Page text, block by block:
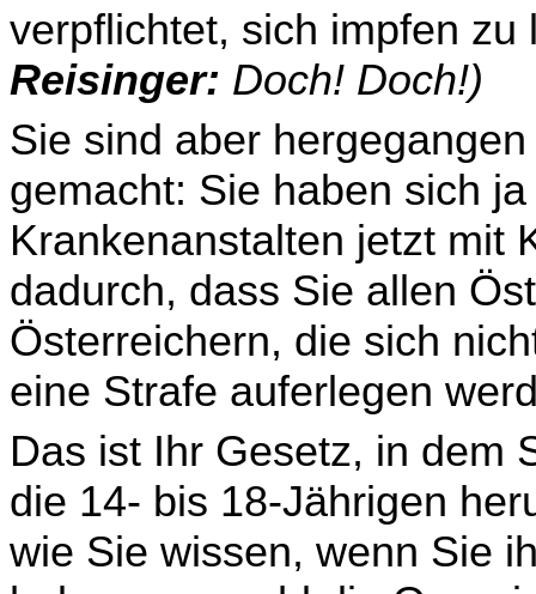
verpflichtet, sich impfen
Reisinger: Doch! Doch!)
Sie sind aber
gemacht: Sie haben sich
Krankenanstalten jetzt mit
dadurch, dass Sie allen
Österreichern, die sich
eine Strafe auferlegen
Das ist Ihr Gesetz, in dem
die 14- bis 18-Jährigen
wie Sie wissen, wenn Sie